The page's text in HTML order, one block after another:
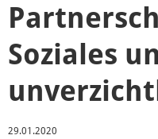
Politik
Positionen
Soziales
29.01.2020